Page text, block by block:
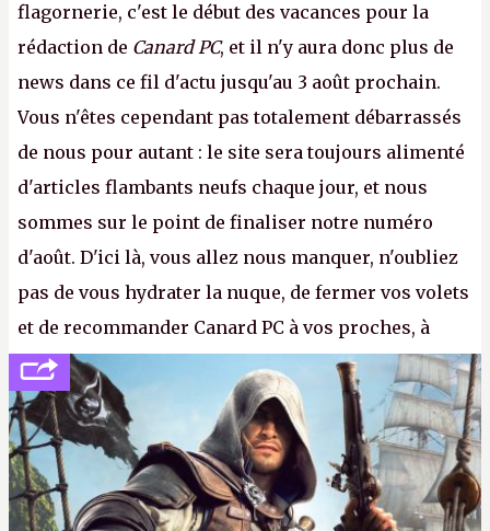
flagornerie, c'est le début des vacances pour la
rédaction de Canard PC, et il n'y aura donc plus de
news dans ce fil d'actu jusqu'au 3 août prochain.
Vous n'êtes cependant pas totalement débarrassés
de nous pour autant : le site sera toujours alimenté
d'articles flambants neufs chaque jour, et nous
sommes sur le point de finaliser notre numéro
d'août. D'ici là, vous allez nous manquer, n'oubliez
pas de vous hydrater la nuque, de fermer vos volets
et de recommander Canard PC à vos proches, à
votre famille et aux inconnus que vous croisez
dans la rue. Bon été à tous ! –ER.